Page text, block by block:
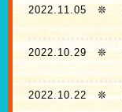
2022.11.05 ❊
2022.10.29❊
2022.10.22 ❊